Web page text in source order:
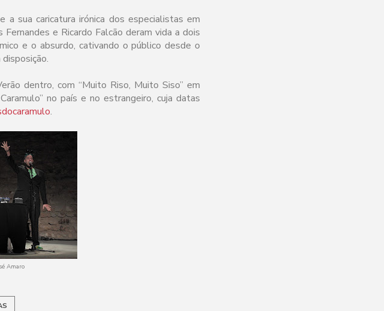
sua caricatura irónica dos especialistas em
e Ricardo Falcão deram vida a dois
e o absurdo, cativando o público desde o
dentro, com “Muito Riso, Muito Siso” em
no país e no estrangeiro, cuja datas
.
Amaro